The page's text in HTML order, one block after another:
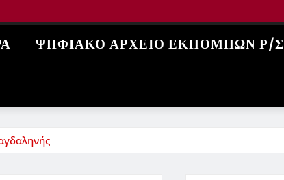
ΨΗΦΙΑΚΌ ΑΡΧΕΊΟ ΕΚΠΟΜΠΏΝ Ρ/